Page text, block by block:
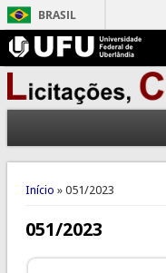
BRASIL
Você está aqui
Início » 051/2023
051/2023